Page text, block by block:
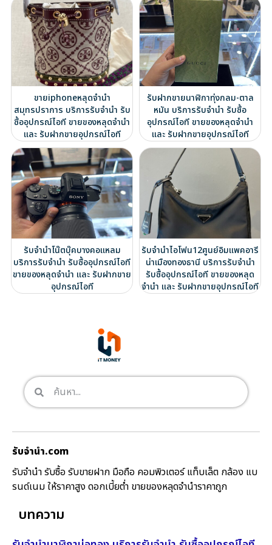
ขายiphoneหลุดจำนำ
สมุทรปราการ บริการรับจำนำ รับ
ซื้ออุปกรณ์ไอที ขายของหลุดจำนำ
และ รับฝากขายอุปกรณ์ไอที
รับฝากขายนาฬิกาทุ่งกลม-ตาล
หมัน บริการรับจำนำ รับซื้อ
อุปกรณ์ไอที ขายของหลุดจำนำ
และ รับฝากขายอุปกรณ์ไอที
รับจำนำโน๊ตบุ๊คบางคอแหลม
บริการรับจำนำ รับซื้ออุปกรณ์ไอที
ขายของหลุดจำนำ และ รับฝากขาย
อุปกรณ์ไอที
รับจำนำไอโฟน12ศูนย์อิมแพคอารี
น่าเมืองทองธานี บริการรับจำนำ
รับซื้ออุปกรณ์ไอที ขายของหลุด
จำนำ และ รับฝากขายอุปกรณ์ไอที
รับจํานํา.com
รับจำนำ รับซื้อ รับขายฝาก มือถือ คอมพิวเตอร์ แท็บเล็ต กล้อง แบ
รนด์เนม ให้ราคาสูง ดอกเบี้ยต่ำ ขายของหลุดจำนำราคาถูก
บทความ